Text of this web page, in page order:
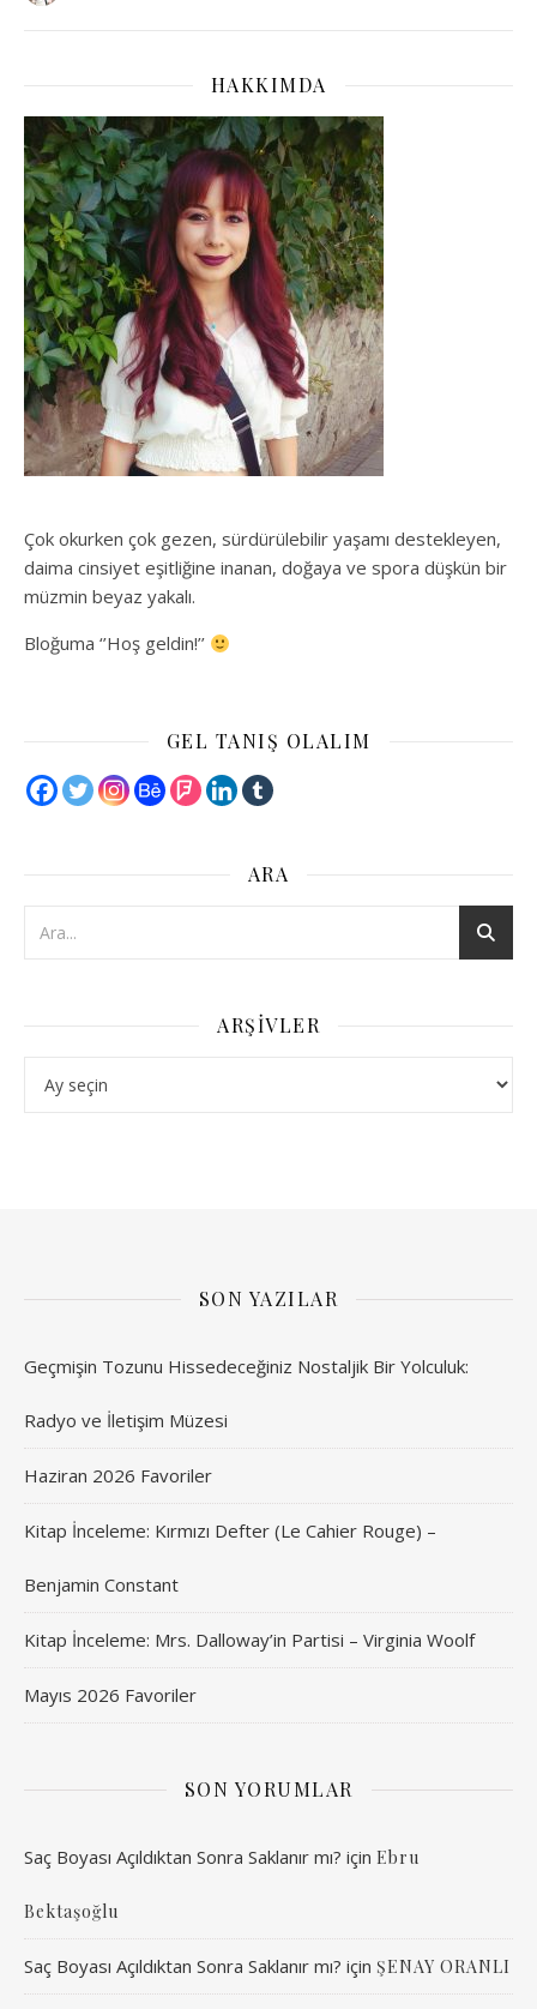
HAKKIMDA
Çok okurken çok gezen, sürdürülebilir yaşamı destekleyen,
daima cinsiyet eşitliğine inanan, doğaya ve spora düşkün bir
müzmin beyaz yakalı.
Bloğuma ‘’Hoş geldin!’’
GEL TANIŞ OLALIM
ARA
ARŞIVLER
SON YAZILAR
Geçmişin Tozunu Hissedeceğiniz Nostaljik Bir Yolculuk:
Radyo ve İletişim Müzesi
Haziran 2026 Favoriler
Kitap İnceleme: Kırmızı Defter (Le Cahier Rouge) –
Benjamin Constant
Kitap İnceleme: Mrs. Dalloway’in Partisi – Virginia Woolf
Mayıs 2026 Favoriler
SON YORUMLAR
Saç Boyası Açıldıktan Sonra Saklanır mı? için Ebru
Bektaşoğlu
Saç Boyası Açıldıktan Sonra Saklanır mı? için ŞENAY ORANLI